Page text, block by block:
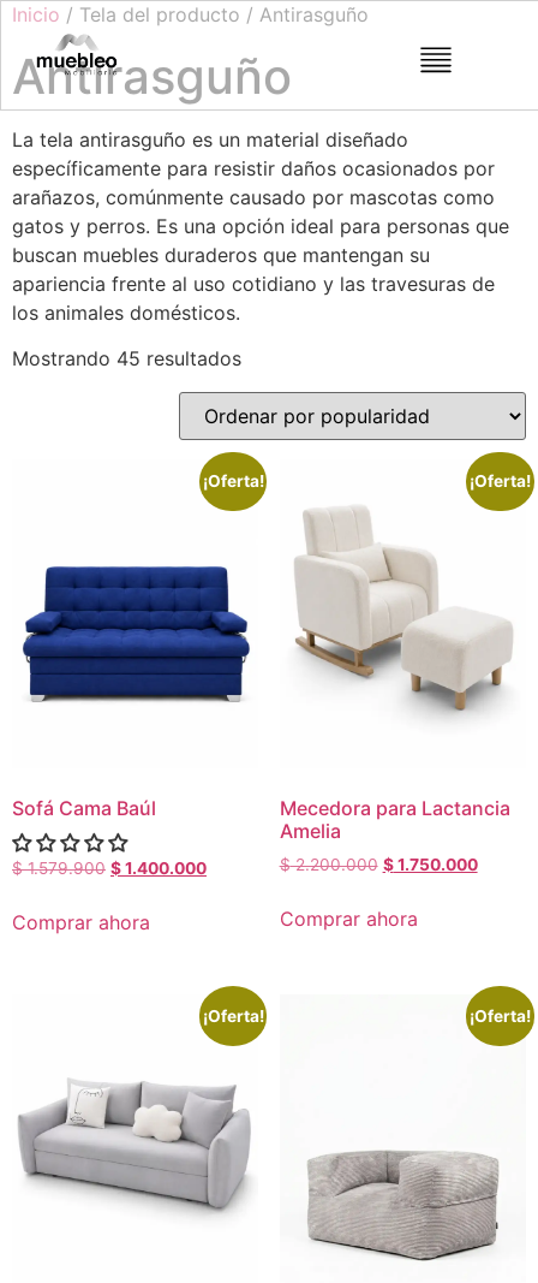
Inicio / Tela del producto / Antirasguño
Antirasguño
La tela antirasguño es un material diseñado
específicamente para resistir daños ocasionados por
arañazos, comúnmente causado por mascotas como
gatos y perros. Es una opción ideal para personas que
buscan muebles duraderos que mantengan su
apariencia frente al uso cotidiano y las travesuras de
los animales domésticos.
Mostrando 45 resultados
¡Oferta!
Sofá Cama Baúl
$1.579.900 $1.400.000
Comprar ahora
¡Oferta!
Mecedora para Lactancia
Amelia
$2.200.000 $1.750.000
Comprar ahora
¡Oferta! ¡Oferta!